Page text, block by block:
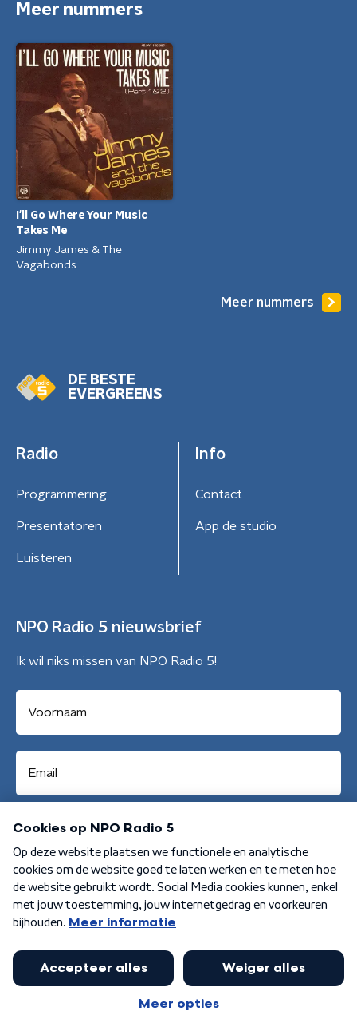
Meer nummers
I'll Go Where Your Music
Takes Me
Jimmy James & The
Vagabonds
Meer nummers
DE BESTE
EVERGREENS
Radio
Programmering
Presentatoren
Luisteren
Info
Contact
App de studio
NPO Radio 5 nieuwsbrief
Ik wil niks missen van NPO Radio 5!
Aanmelden
Algemene voorwaarden